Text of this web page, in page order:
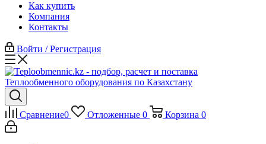
Как купить
Компания
Контакты
Войти / Регистрация
Сравнение0 Отложенные 0 Корзина 0